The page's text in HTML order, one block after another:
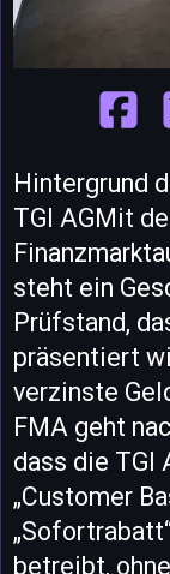
Hintergrund
TGI AGMit
steht ein
Prüfstand,
präsentiert
verzinste
FMA geht
dass die TGI
„Customer
betreibt,